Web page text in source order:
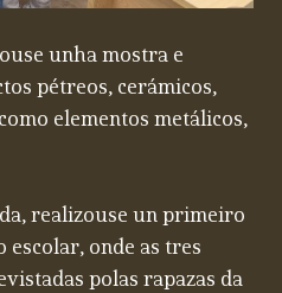
unha mostra e
pétreos, cerámicos,
elementos metálicos,
realizouse un primeiro
escolar, onde as tres
polas rapazas da